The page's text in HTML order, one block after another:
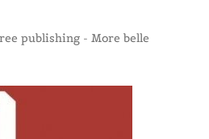
publishing - More belle